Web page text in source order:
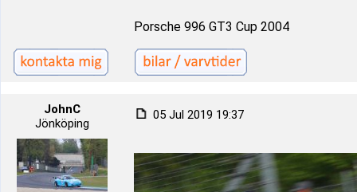
Porsche 996 GT3 Cup 2004
JohnC
Jönköping
05 Jul 2019 19:37